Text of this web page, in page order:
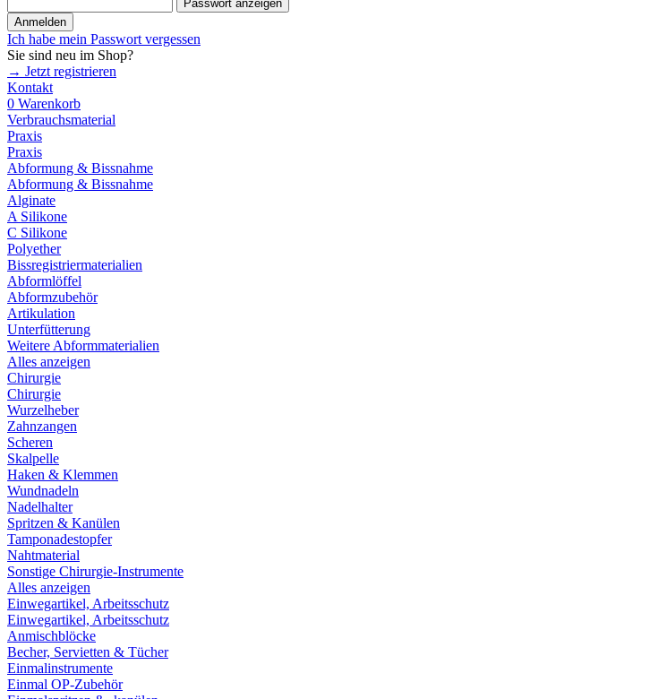
Passwort anzeigen
Anmelden
Ich habe mein Passwort vergessen
Sie sind neu im Shop?
→ Jetzt registrieren
Kontakt
0 Warenkorb
Verbrauchsmaterial
Praxis
Praxis
Abformung & Bissnahme
Abformung & Bissnahme
Alginate
A Silikone
C Silikone
Polyether
Bissregistriermaterialien
Abformlöffel
Abformzubehör
Artikulation
Unterfütterung
Weitere Abformmaterialien
Alles anzeigen
Chirurgie
Chirurgie
Wurzelheber
Zahnzangen
Scheren
Skalpelle
Haken & Klemmen
Wundnadeln
Nadelhalter
Spritzen & Kanülen
Tamponadestopfer
Nahtmaterial
Sonstige Chirurgie-Instrumente
Alles anzeigen
Einwegartikel, Arbeitsschutz
Einwegartikel, Arbeitsschutz
Anmischblöcke
Becher, Servietten & Tücher
Einmalinstrumente
Einmal OP-Zubehör